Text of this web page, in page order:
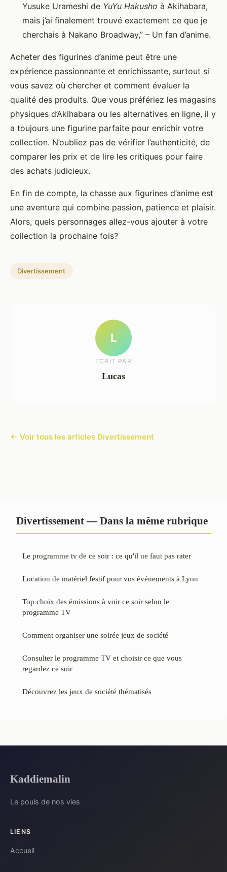
Yusuke Urameshi de YuYu Hakusho à Akihabara,
mais j’ai finalement trouvé exactement ce que je
cherchais à Nakano Broadway,” – Un fan d’anime.
Acheter des figurines d’anime peut être une
expérience passionnante et enrichissante, surtout si
vous savez où chercher et comment évaluer la
qualité des produits. Que vous préfériez les magasins
physiques d’Akihabara ou les alternatives en ligne, il y
a toujours une figurine parfaite pour enrichir votre
collection. N’oubliez pas de vérifier l’authenticité, de
comparer les prix et de lire les critiques pour faire
des achats judicieux.
En fin de compte, la chasse aux figurines d’anime est
une aventure qui combine passion, patience et plaisir.
Alors, quels personnages allez-vous ajouter à votre
collection la prochaine fois?
Divertissement
L
ECRIT PAR
Lucas
← Voir tous les articles Divertissement
Divertissement — Dans la même rubrique
Le programme tv de ce soir : ce qu'il ne faut pas rater
Location de matériel festif pour vos événements à Lyon
Top choix des émissions à voir ce soir selon le
programme TV
Comment organiser une soirée jeux de société
Consulter le programme TV et choisir ce que vous
regardez ce soir
Découvrez les jeux de société thématisés
Kaddiemalin
Le pouls de nos vies
LIENS
Accueil